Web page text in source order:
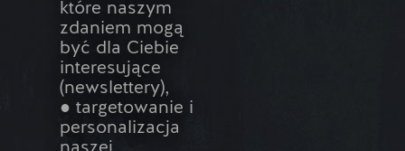
które naszym
zdaniem mogą
być dla Ciebie
interesujące
(newslettery),
● targetowanie i
personalizacja